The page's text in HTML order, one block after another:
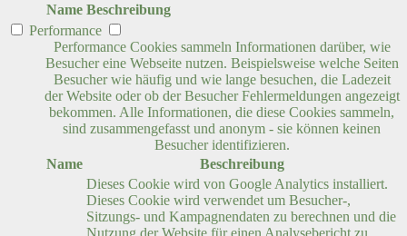
Name Beschreibung
Performance
Performance Cookies sammeln Informationen darüber, wie
Besucher eine Webseite nutzen. Beispielsweise welche Seiten
Besucher wie häufig und wie lange besuchen, die Ladezeit
der Website oder ob der Besucher Fehlermeldungen angezeigt
bekommen. Alle Informationen, die diese Cookies sammeln,
sind zusammengefasst und anonym - sie können keinen
Besucher identifizieren.
Name
Beschreibung
Dieses Cookie wird von Google Analytics installiert.
Dieses Cookie wird verwendet um Besucher-,
Sitzungs- und Kampagnendaten zu berechnen und die